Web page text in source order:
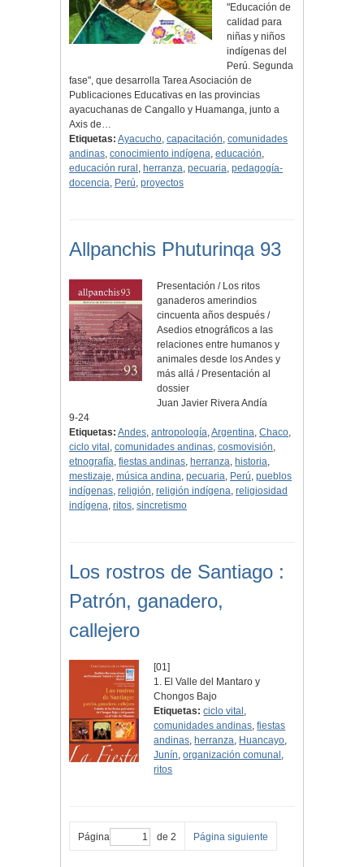
"Educación de
calidad para
niñas y niños
indígenas del
Perú. Segunda
fase", que desarrolla Tarea Asociación de
Publicaciones Educativas en las provincias
ayacuchanas de Cangallo y Huamanga, junto a
Axis de…
Etiquetas: Ayacucho, capacitación, comunidades
andinas, conocimiento indígena, educación,
educación rural , herranza, pecuaria, pedagogía-
docencia, Perú, proyectos
Allpanchis Phuturinqa 93
Presentación / Los ritos
ganaderos amerindios
cincuenta años después /
Asedios etnográficos a las
relaciones entre humanos y
animales desde los Andes y
más allá / Presentación al
dossier
Juan Javier Rivera Andía
9-24
Etiquetas: Andes, antropología,Argentina, Chaco,
ciclo vital , comunidades andinas, cosmovisión,
etnografía, fiestas andinas, herranza, historia,
mestizaje, música andina, pecuaria, Perú, pueblos
indígenas, religión, religión indígena, religiosidad
indígena, ritos, sincretismo
Los rostros de Santiago :
Patrón, ganadero,
callejero
[01]
1. El Valle del Mantaro y
Chongos Bajo
Etiquetas: ciclo vital ,
comunidades andinas,fiestas
andinas, herranza, Huancayo,
Junín,organización comunal ,
ritos
Página de 2 Página siguiente